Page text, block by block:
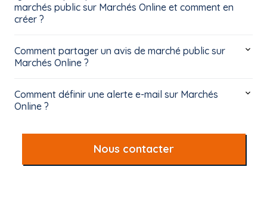
marchés public sur Marchés Online et comment en
créer ?
Comment partager un avis de marché public sur
Marchés Online ?
Comment définir une alerte e-mail sur Marchés
Online ?
Nous contacter